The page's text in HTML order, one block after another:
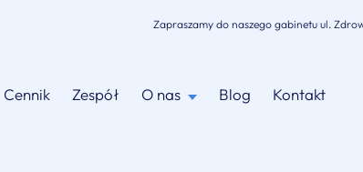
Zapraszamy do naszego gabinetu ul.
Cennik Zespół O nas Blog Kontakt